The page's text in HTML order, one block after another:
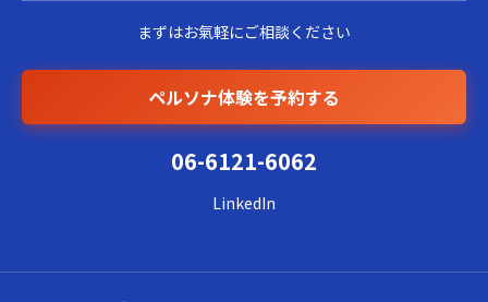
まずはお氣軽にご相談ください
ペルソナ体験を予約する
06-6121-6062
LinkedIn